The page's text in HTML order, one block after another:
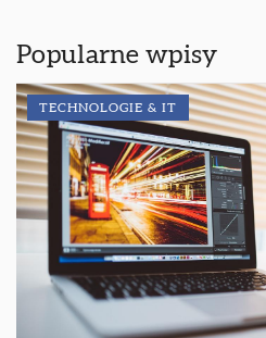
Popularne wpisy
TECHNOLOGIE & IT